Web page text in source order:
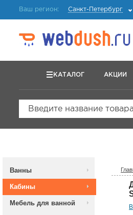
Ваш регион: Санкт-Петербург
КАТАЛОГ АКЦИИ
Введите название
Ванны
Кабины
Мебель для ванной